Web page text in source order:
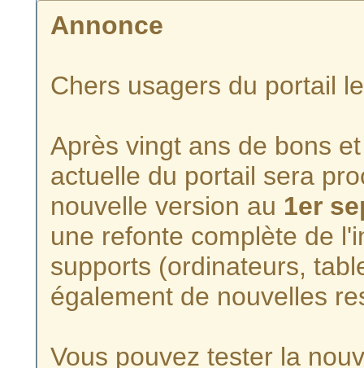
Annonce
Chers usagers du portail
Après vingt ans de bons
actuelle du portail sera
nouvelle version au 1er
une refonte complète de
supports (ordinateurs,
également de nouvelles
Vous pouvez tester la